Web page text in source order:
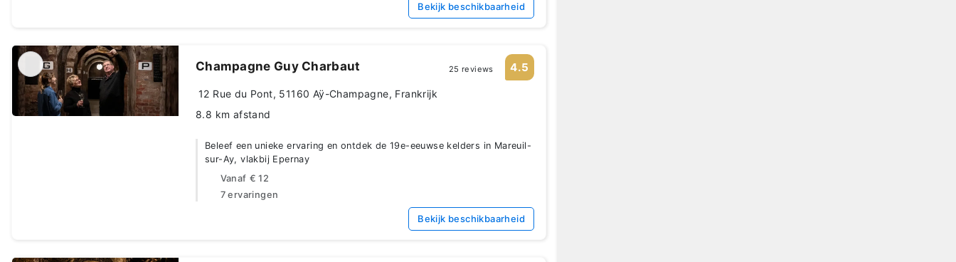
Bekijk beschikbaarheid
Champagne Guy Charbaut 25 reviews 4.5
12 Rue du Pont, 51160 Aÿ-Champagne, Frankrijk
8.8 km afstand
Beleef een unieke ervaring en ontdek de 19e-eeuwse kelders in Mareuil-
sur-Ay, vlakbij Epernay
Vanaf € 12
7 ervaringen
Bekijk beschikbaarheid